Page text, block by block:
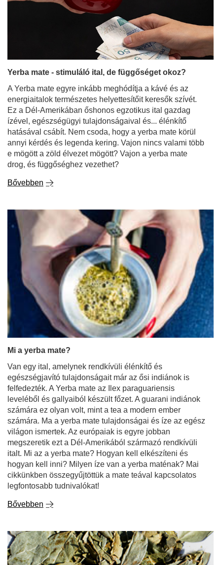
Yerba mate - stimuláló ital, de függőséget okoz?
A Yerba mate egyre inkább meghódítja a kávé és az
energiaitalok természetes helyettesítőit keresők szívét.
Ez a Dél-Amerikában őshonos egzotikus ital gazdag
ízével, egészségügyi tulajdonságaival és... élénkítő
hatásával csábít. Nem csoda, hogy a yerba mate körül
annyi kérdés és legenda kering. Vajon nincs valami több
e mögött a zöld élvezet mögött? Vajon a yerba mate
drog, és függőséghez vezethet?
Bővebben
Mi a yerba mate?
Van egy ital, amelynek rendkívüli élénkítő és
egészségjavító tulajdonságait már az ősi indiánok is
felfedezték. A Yerba mate az Ilex paraguariensis
leveléből és gallyaiból készült főzet. A guarani indiánok
számára ez olyan volt, mint a tea a modern ember
számára. Ma a yerba mate tulajdonságai és íze az egész
világon ismertek. Az európaiak is egyre jobban
megszeretik ezt a Dél-Amerikából származó rendkívüli
italt. Mi az a yerba mate? Hogyan kell elkészíteni és
hogyan kell inni? Milyen íze van a yerba maténak? Mai
cikkünkben összegyűjtöttük a mate teával kapcsolatos
legfontosabb tudnivalókat!
Bővebben